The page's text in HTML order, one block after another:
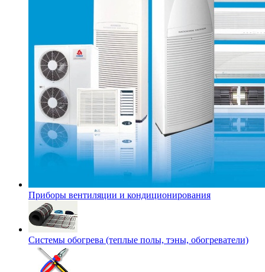
Приборы вентиляции и кондиционирования
Системы обогрева (теплые полы, тэны, обогреватели)